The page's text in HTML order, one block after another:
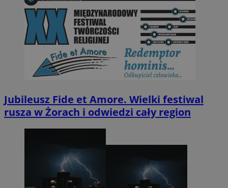
Jubileusz Fide et Amore. Wielki festiwal
rusza w Żorach i odwiedzi cały region